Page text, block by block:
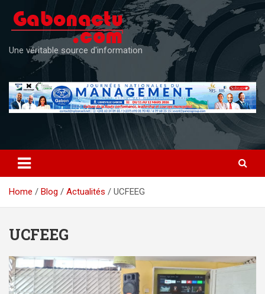
content
Une véritable source d'information
Home Blog Actualités UCFEEG
UCFEEG